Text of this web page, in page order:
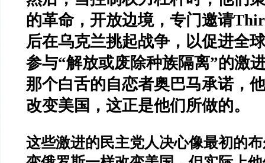
的革命，开放边境，专门邀请
后在乌克兰挑起战争，以促进全
参与“解放或废除种族隔离”的激
那个白舌的自恋者奥巴马承诺，
改变美国，这正是他们所做的。
这些激进的民主党人决心像最初的